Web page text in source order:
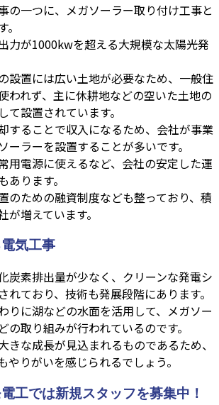
の一つに、メガソーラー取り付け工事と
力が1000kwを超える大規模な太陽光発
設置には広い土地が必要なため、一般住
われず、主に休耕地などの空いた土地の
て設置されています。
することで収入になるため、会社が事業
ーラーを設置することが多いです。
用電源に使えるなど、会社の安定した運
ります。
のための融資制度なども整っており、積
増えています。
気工事
炭素排出量が少なく、クリーンな発電シ
れており、技術も発展段階にあります。
りに湖などの水面を活用して、メガソー
の取り組みが行われているのです。
きな成長が見込まれるものであるため、
やりがいを感じられるでしょう。
電工では新規スタッフを募集中！